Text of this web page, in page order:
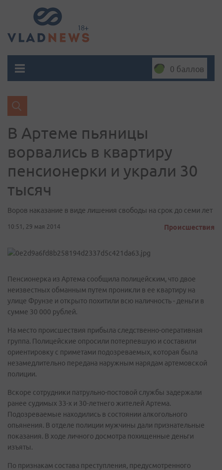
0 баллов
В Артеме пьяницы
ворвались в квартиру
пенсионерки и украли 30
тысяч
Воров наказание в виде лишения свободы на срок до семи лет
10:51, 29 мая 2014 Происшествия
Пенсионерка из Артема сообщила полицейским, что двое
неизвестных обманным путем проникли в ее квартиру на
улице Фрунзе и открыто похитили всю наличность - деньги в
сумме 30 000 рублей.
На место происшествия прибыла следственно-оперативная
группа. Полицейские опросили потерпевшую и составили
ориентировку с приметами подозреваемых, которая была
незамедлительно передана наружным нарядам артемовской
полиции.
Вскоре сотрудники патрульно-постовой службы задержали
ранее судимых 33-х и 30-летнего жителей Артема.
Подозреваемые находились в состоянии алкогольного
опьянения. В отделе полиции мужчины дали признательные
показания. В ходе личного досмотра похищенные деньги
изъяты.
По признакам состава преступления, предусмотренного